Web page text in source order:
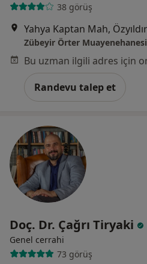
38 görüş
Zübeyir Örter Muayenehanesi
Randevu talep et
Doç. Dr. Çağrı Tiryaki
Genel cerrahi
73 görüş